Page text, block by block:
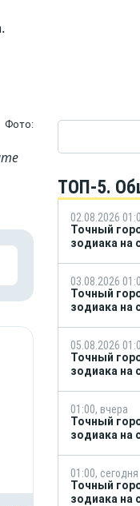
Фото:
ТОП-5.
02.08.2026
Точный
зодиака на
03.08.2026
Точный
зодиака на
05.08.2026
Точный
зодиака на
01:00, вчера
Точный
зодиака на
01:00, сегодня
Точный
зодиака на